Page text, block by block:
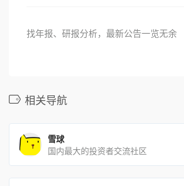
找年报、研报分析，最新公告一览无余
相关导航
雪球
国内最大的投资者交流社区